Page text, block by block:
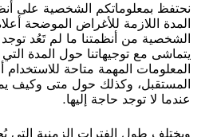
نحتفظ بمعلوماتكم الشخصية على
المدة اللازمة للأغراض الموضحة
الشخصية من أنظمتنا ما لم تَعُد توجد
يتماشى مع توجيهاتنا حول المدة
المعلومات المهمة متاحة للاستخدام
المستقبل، وكذلك حول متى وكيف
عندما لا توجد حاجة إليها.
ويختلف طول الفترات الزمنية التي